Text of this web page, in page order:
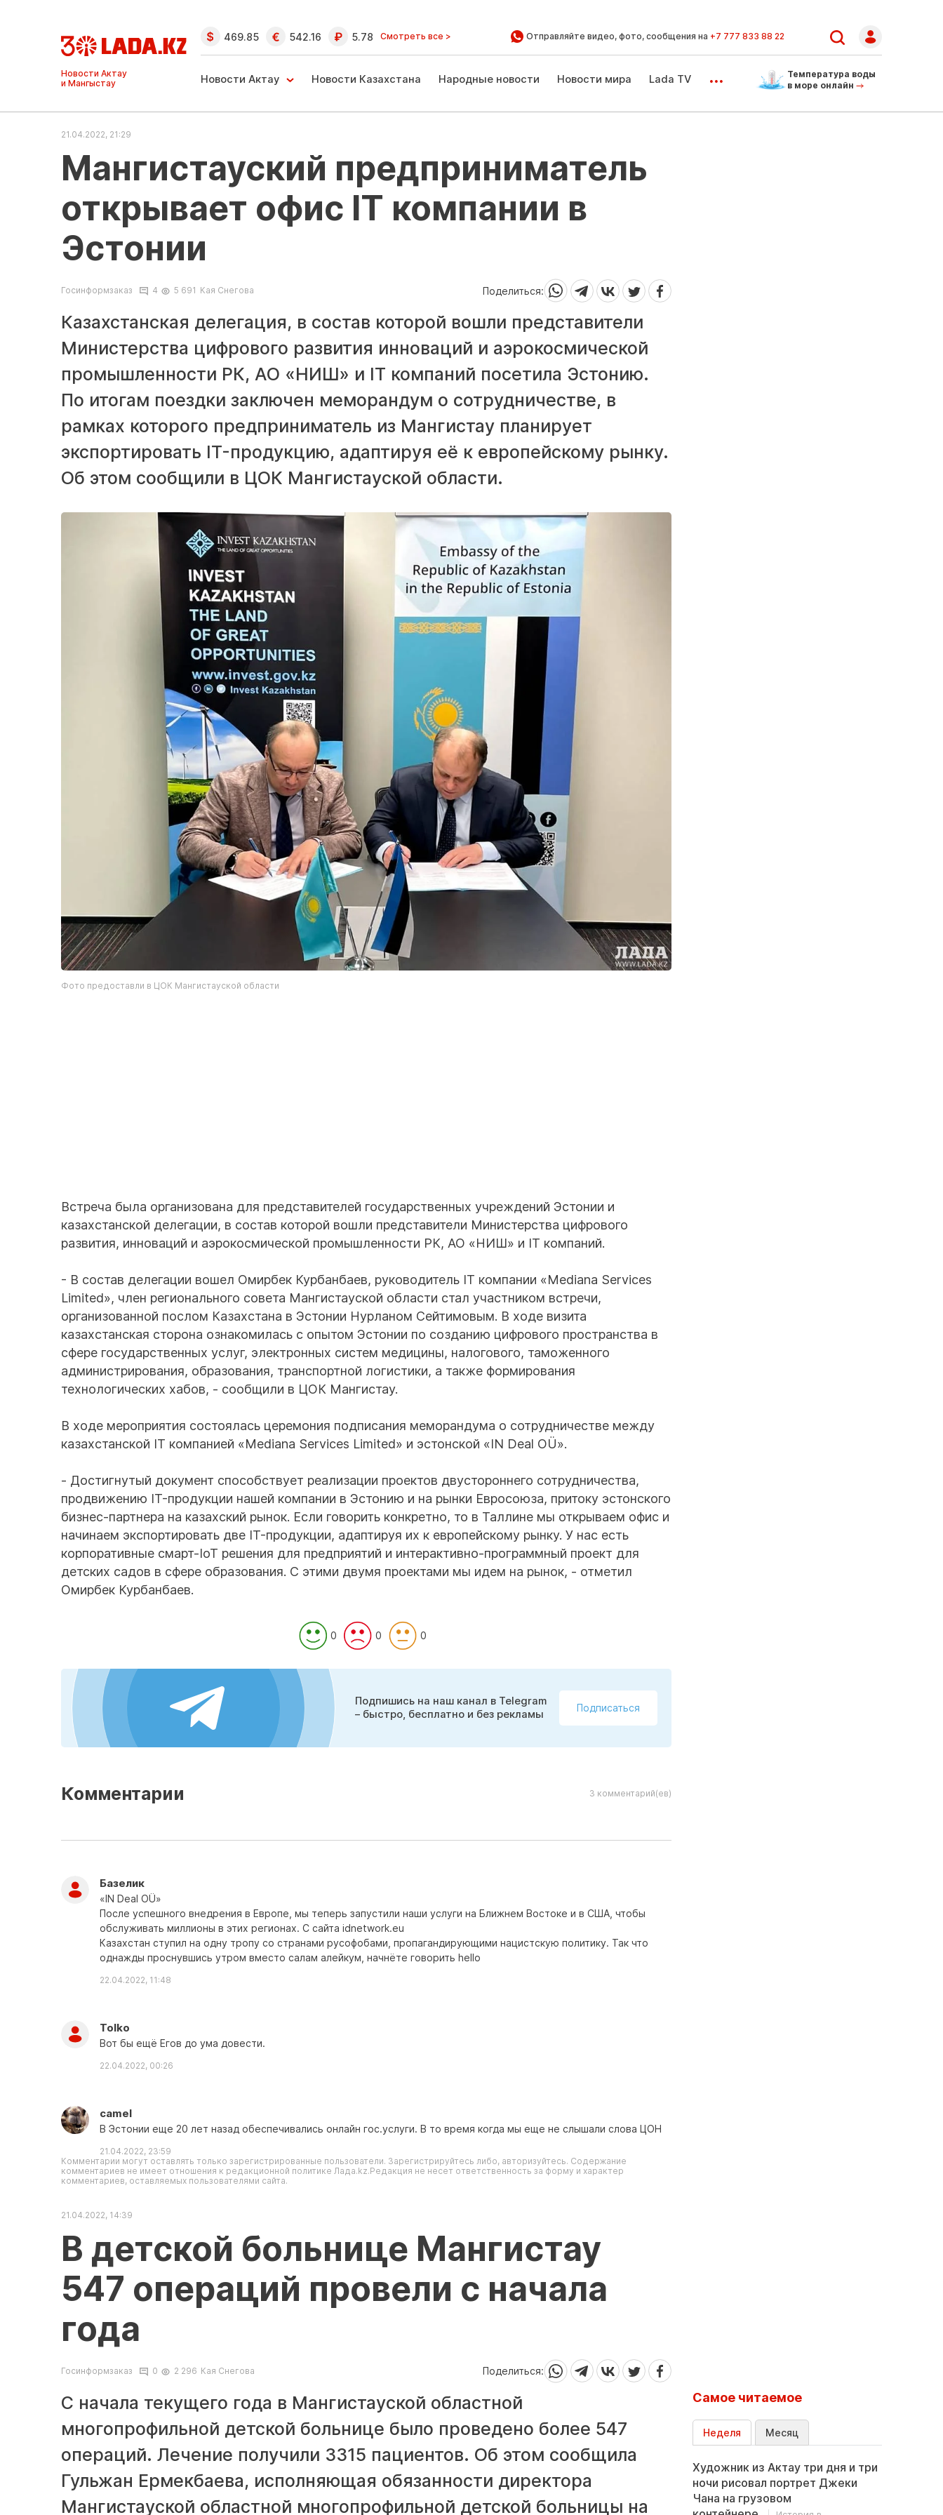
Ақтау және
Манғыстау
жаңалықтары
469.85 542.16 5.78 Смотреть все > Отправляйте видео, фото, сообщения на +7 777 833 88 22
Новости Актау Новости Казахстана Народные новости Новости мира Lada TV ...
Температура воды
в море онлайн
21.04.2022, 21:29
Мангистауский предприниматель
открывает офис IT компании в
Эстонии
Госинформзаказ 4 5 691 Кая Снегова Поделиться:
Казахстанская делегация, в состав которой вошли представители
Министерства цифрового развития инноваций и аэрокосмической
промышленности РК, АО «НИШ» и IT компаний посетила Эстонию.
По итогам поездки заключен меморандум о сотрудничестве, в
рамках которого предприниматель из Мангистау планирует
экспортировать IT-продукцию, адаптируя её к европейскому рынку.
Об этом сообщили в ЦОК Мангистауской области.
Фото предоставли в ЦОК Мангистауской области
Встреча была организована для представителей государственных учреждений Эстонии и
казахстанской делегации, в состав которой вошли представители Министерства цифрового
развития, инноваций и аэрокосмической промышленности РК, АО «НИШ» и IT компаний.
- В состав делегации вошел Омирбек Курбанбаев, руководитель IT компании «Mediana Services
Limited», член регионального совета Мангистауской области стал участником встречи,
организованной послом Казахстана в Эстонии Нурланом Сейтимовым. В ходе визита
казахстанская сторона ознакомилась с опытом Эстонии по созданию цифрового пространства в
сфере государственных услуг, электронных систем медицины, налогового, таможенного
администрирования, образования, транспортной логистики, а также формирования
технологических хабов, - сообщили в ЦОК Мангистау.
В ходе мероприятия состоялась церемония подписания меморандума о сотрудничестве между
казахстанской IT компанией «Mediana Services Limited» и эстонской «IN Deal OÜ».
- Достигнутый документ способствует реализации проектов двустороннего сотрудничества,
продвижению IT-продукции нашей компании в Эстонию и на рынки Евросоюза, притоку эстонского
бизнес-партнера на казахский рынок. Если говорить конкретно, то в Таллине мы открываем офис и
начинаем экспортировать две IT-продукции, адаптируя их к европейскому рынку. У нас есть
корпоративные смарт-IoT решения для предприятий и интерактивно-программный проект для
детских садов в сфере образования. С этими двумя проектами мы идем на рынок, - отметил
Омирбек Курбанбаев.
0 0 0
Подпишись на наш канал в Telegram
– быстро, бесплатно и без рекламы
Подписаться
Комментарии 3 комментарий(ев)
Базелик
«IN Deal OÜ»
После успешного внедрения в Европе, мы теперь запустили наши услуги на Ближнем Востоке и в США, чтобы
обслуживать миллионы в этих регионах. С сайта idnetwork.eu
Казахстан ступил на одну тропу со странами русофобами, пропагандирующими нацистскую политику. Так что
однажды проснувшись утром вместо салам алейкум, начнёте говорить hello
22.04.2022, 11:48
Tolko
Вот бы ещё Егов до ума довести.
22.04.2022, 00:26
camel
В Эстонии еще 20 лет назад обеспечивались онлайн гос.услуги. В то время когда мы еще не слышали слова ЦОН
21.04.2022, 23:59
Комментарии могут оставлять только зарегистрированные пользователи. Зарегистрируйтесь либо, авторизуйтесь. Содержание
комментариев не имеет отношения к редакционной политике Лада.kz.Редакция не несет ответственность за форму и характер
комментариев, оставляемых пользователями сайта.
21.04.2022, 14:39
В детской больнице Мангистау
547 операций провели с начала
года
Госинформзаказ 0 2 296 Кая Снегова Поделиться:
С начала текущего года в Мангистауской областной
многопрофильной детской больнице было проведено более 547
операций. Лечение получили 3315 пациентов. Об этом сообщила
Гульжан Ермекбаева, исполняющая обязанности директора
Мангистауской областной многопрофильной детской больницы на
Самое читаемое
Неделя Месяц
Художник из Актау три дня и три
ночи рисовал портрет Джеки
Чана на грузовом